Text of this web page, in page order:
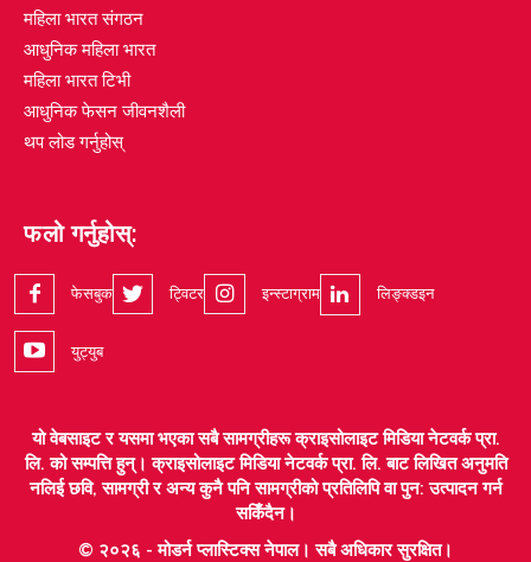
महिला भारत संगठन
आधुनिक महिला भारत
महिला भारत टिभी
आधुनिक फेसन जीवनशैली
थप लोड गर्नुहोस्
फलो गर्नुहोस्:
फेसबुक ट्विटर इन्स्टाग्राम लिङ्क्डइन
युट्युब
यो वेबसाइट र यसमा भएका सबै सामग्रीहरू क्राइसोलाइट मिडिया नेटवर्क प्रा.
लि. को सम्पत्ति हुन्। क्राइसोलाइट मिडिया नेटवर्क प्रा. लि. बाट लिखित अनुमति
नलिई छवि, सामग्री र अन्य कुनै पनि सामग्रीको प्रतिलिपि वा पुन: उत्पादन गर्न
सकिँदैन।
© २०२६ - मोडर्न प्लास्टिक्स नेपाल। सबै अधिकार सुरक्षित।